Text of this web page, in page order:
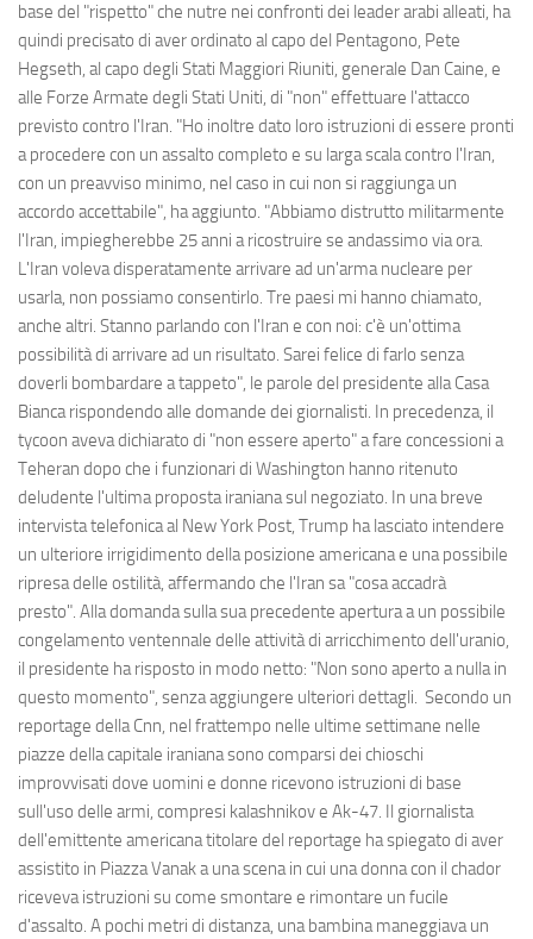
base del "rispetto" che nutre nei confronti dei leader arabi alleati, ha
quindi precisato di aver ordinato al capo del Pentagono, Pete
Hegseth, al capo degli Stati Maggiori Riuniti, generale Dan Caine, e
alle Forze Armate degli Stati Uniti, di "non" effettuare l'attacco
previsto contro l'Iran. "Ho inoltre dato loro istruzioni di essere pronti
a procedere con un assalto completo e su larga scala contro l'Iran,
con un preavviso minimo, nel caso in cui non si raggiunga un
accordo accettabile", ha aggiunto. "Abbiamo distrutto militarmente
l'Iran, impiegherebbe 25 anni a ricostruire se andassimo via ora.
L'Iran voleva disperatamente arrivare ad un'arma nucleare per
usarla, non possiamo consentirlo. Tre paesi mi hanno chiamato,
anche altri. Stanno parlando con l'Iran e con noi: c'è un'ottima
possibilità di arrivare ad un risultato. Sarei felice di farlo senza
doverli bombardare a tappeto", le parole del presidente alla Casa
Bianca rispondendo alle domande dei giornalisti. In precedenza, il
tycoon aveva dichiarato di "non essere aperto" a fare concessioni a
Teheran dopo che i funzionari di Washington hanno ritenuto
deludente l'ultima proposta iraniana sul negoziato. In una breve
intervista telefonica al New York Post, Trump ha lasciato intendere
un ulteriore irrigidimento della posizione americana e una possibile
ripresa delle ostilità, affermando che l'Iran sa "cosa accadrà
presto". Alla domanda sulla sua precedente apertura a un possibile
congelamento ventennale delle attività di arricchimento dell'uranio,
il presidente ha risposto in modo netto: "Non sono aperto a nulla in
questo momento", senza aggiungere ulteriori dettagli. Secondo un
reportage della Cnn, nel frattempo nelle ultime settimane nelle
piazze della capitale iraniana sono comparsi dei chioschi
improvvisati dove uomini e donne ricevono istruzioni di base
sull'uso delle armi, compresi kalashnikov e Ak-47. Il giornalista
dell'emittente americana titolare del reportage ha spiegato di aver
assistito in Piazza Vanak a una scena in cui una donna con il chador
riceveva istruzioni su come smontare e rimontare un fucile
d'assalto. A pochi metri di distanza, una bambina maneggiava un